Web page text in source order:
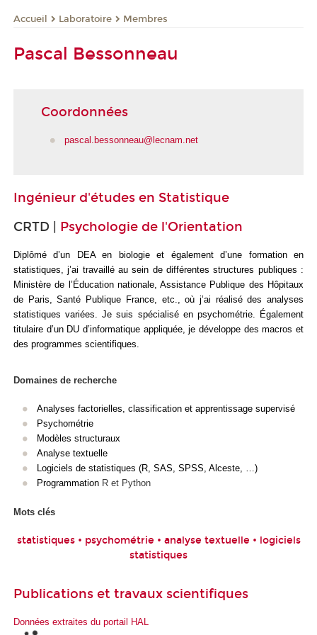
Accueil Laboratoire Membres
Pascal Bessonneau
Coordonnées
pascal.bessonneau@lecnam.net
Ingénieur d'études en Statistique
CRTD | Psychologie de l'Orientation
Diplômé d’un DEA en biologie et également d’une formation en
statistiques, j’ai travaillé au sein de différentes structures publiques :
Ministère de l’Éducation nationale, Assistance Publique des Hôpitaux
de Paris, Santé Publique France, etc., où j’ai réalisé des analyses
statistiques variées. Je suis spécialisé en psychométrie. Également
titulaire d’un DU d’informatique appliquée, je développe des macros et
des programmes scientifiques.
Domaines de recherche
Analyses factorielles, classification et apprentissage supervisé
Psychométrie
Modèles structuraux
Analyse textuelle
Logiciels de statistiques (R, SAS, SPSS, Alceste, …)
Programmation R et Python
Mots clés
statistiques • psychométrie • analyse textuelle • logiciels
statistiques
Publications et travaux scientifiques
Données extraites du portail HAL